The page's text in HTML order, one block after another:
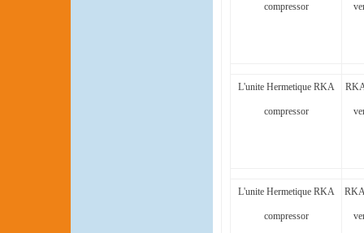
compressor
L'unite Hermetique RKA
compressor
L'unite Hermetique RKA
compressor